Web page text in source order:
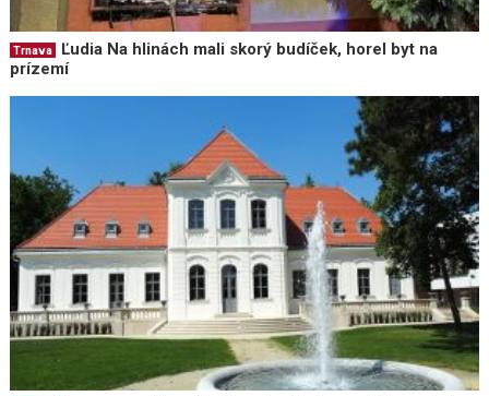
Trnava
Ľudia Na hlinách mali skorý budíček, horel byt na
prízemí